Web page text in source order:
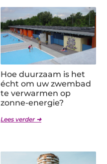
Hoe duurzaam is het
écht om uw zwembad
te verwarmen op
zonne-energie?
Lees verder ➜